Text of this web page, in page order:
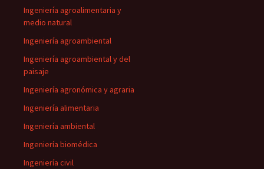
Ingeniería agroalimentaria y
medio natural
Ingeniería agroambiental
Ingeniería agroambiental y del
paisaje
Ingeniería agronómica y agraria
Ingeniería alimentaria
Ingeniería ambiental
Ingeniería biomédica
Ingeniería civil